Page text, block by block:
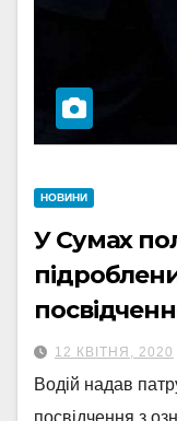
НОВИНИ
У Сумах
12 КВІТНЯ, 2020
Водій надав
посвідчення з